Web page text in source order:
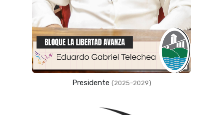
Presidente (2025–2029)